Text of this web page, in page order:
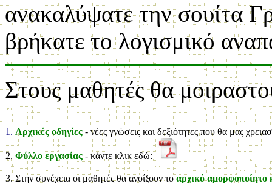
ανακαλύψατε την σουίτα
βρήκατε το λογισμικό
Στους μαθητές θα
1.Αρχικές οδηγίες - νέες γνώσεις και δεξιότητες που θα μας
2. Φύλλο εργασίας - κάντε κλικ εδώ:
3. Στην συνέχεια οι μαθητές θα ανοίξουν τοαρχικό αμορφοποίητο